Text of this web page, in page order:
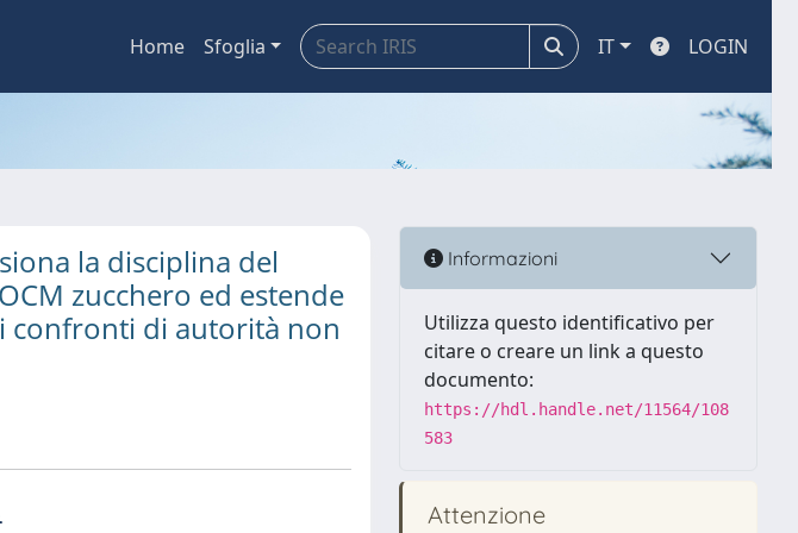
Home Sfoglia IT LOGIN
la disciplina del
zucchero ed estende
confronti di autorità non
Informazioni
Utilizza questo identificativo per
citare o creare un link a questo
documento:
https://hdl.handle.net/11564/108
583
Attenzione